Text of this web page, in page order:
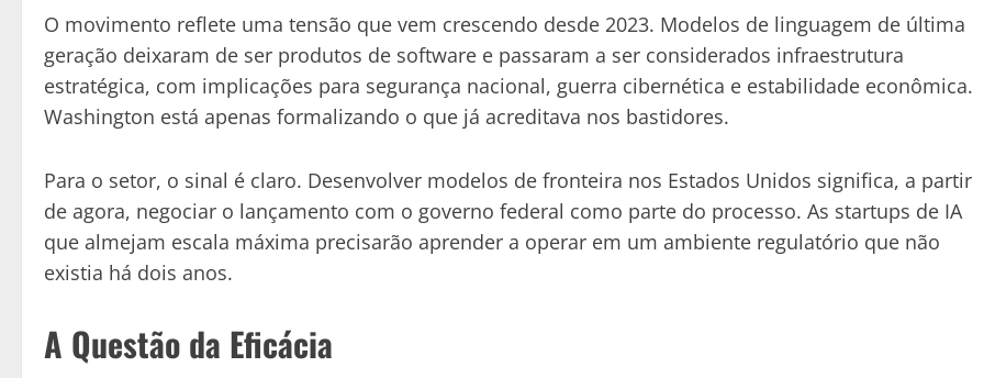
O movimento reflete uma tensão que vem crescendo desde 2023. Modelos de linguagem de última
geração deixaram de ser produtos de software e passaram a ser considerados infraestrutura
estratégica, com implicações para segurança nacional, guerra cibernética e estabilidade econômica.
Washington está apenas formalizando o que já acreditava nos bastidores.
Para o setor, o sinal é claro. Desenvolver modelos de fronteira nos Estados Unidos significa, a partir
de agora, negociar o lançamento com o governo federal como parte do processo. As startups de IA
que almejam escala máxima precisarão aprender a operar em um ambiente regulatório que não
existia há dois anos.
A Questão da Eficácia